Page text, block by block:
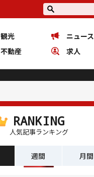
観光
ニュース
不動産 求人
RANKING
人気記事ランキング
週間 月間